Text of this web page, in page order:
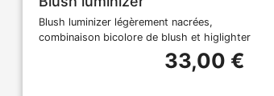
Blush luminizer légèrement nacrées,
combinaison bicolore de blush et higlighter
33,00 €